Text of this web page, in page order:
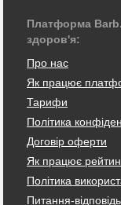
Платформа
здоров'я:
Про нас
Як працює
Тарифи
Політика
Договір оферти
Як працює
Політика
Питання-відповідь